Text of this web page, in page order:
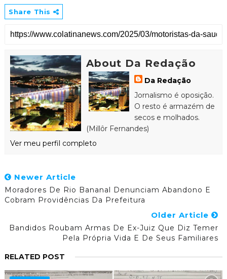
Share This
About Da Redação
Da Redação
Jornalismo é oposição.
O resto é armazém de
secos e molhados.
(Millôr Fernandes)
Ver meu perfil completo
Newer Article
Moradores De Rio Bananal Denunciam Abandono E
Cobram Providências Da Prefeitura
Older Article
Bandidos Roubam Armas De Ex-Juiz Que Diz Temer
Pela Própria Vida E De Seus Familiares
RELATED POST